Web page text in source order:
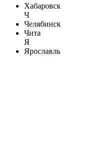
Хабаровск
Ч
Челябинск
Чита
Я
Ярославль